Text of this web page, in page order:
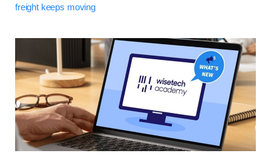
freight keeps moving